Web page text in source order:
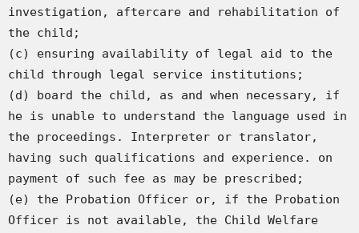
investigation, aftercare and rehabilitation of
the child;
(c) ensuring availability of legal aid to the
child through legal service institutions;
(d) board the child, as and when necessary, if
he is unable to understand the language used in
the proceedings. Interpreter or translator,
having such qualifications and experience. on
payment of such fee as may be prescribed;
(e) the Probation Officer or, if the Probation
Officer is not available, the Child Welfare